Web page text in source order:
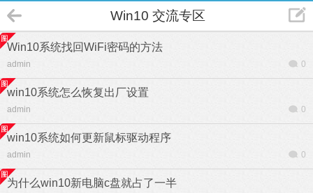
Win10 交流专区
Win10系统找回WiFi密码的方法
admin 0
win10系统怎么恢复出厂设置
admin 0
win10系统如何更新鼠标驱动程序
admin 0
为什么win10新电脑c盘就占了一半